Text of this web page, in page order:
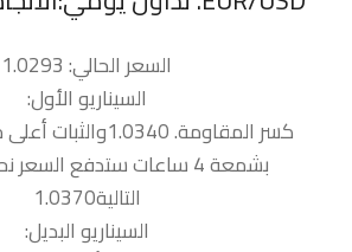
السعر الحالي: 1.0293
السيناريو الأول:
كسر المقاومة.
بشمعة 4 ساعات ستدفع
التالية1.0370
السيناريو البديل: